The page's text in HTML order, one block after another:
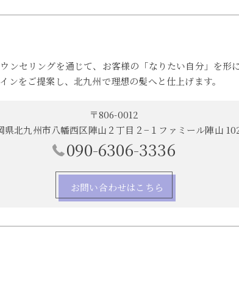
ンセリングを通じて、お客様の「なりたい自分」を形
ンをご提案し、北九州で理想の髪へと仕上げます。
〒806-0012
県北九州市八幡西区陣山２丁目２−１ファミール陣山
090-6306-3336
お問い合わせはこちら